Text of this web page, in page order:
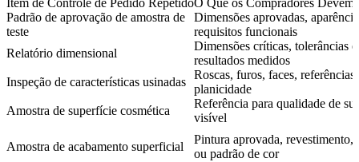
Item de Controle de Pedido RepetidoO Que os Compradores
Padrão de aprovação de amostra de
teste
Dimensões aprovadas,
requisitos funcionais
Relatório dimensional
Dimensões críticas, tolerâncias e
resultados medidos
Inspeção de características usinadas
Roscas, furos, faces, referências
planicidade
Amostra de superfície cosmética
Referência para qualidade de
visível
Amostra de acabamento superficial
Pintura aprovada, revestimento,
ou padrão de cor